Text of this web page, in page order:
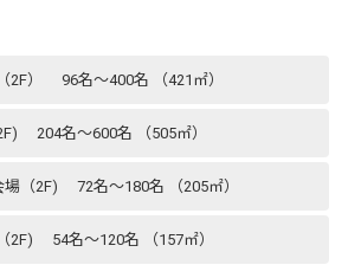
2F） 96名〜400名 （421㎡）
204名〜600名 （505㎡）
場（2F) 72名〜180名 （205㎡）
2F) 54名〜120名 （157㎡）